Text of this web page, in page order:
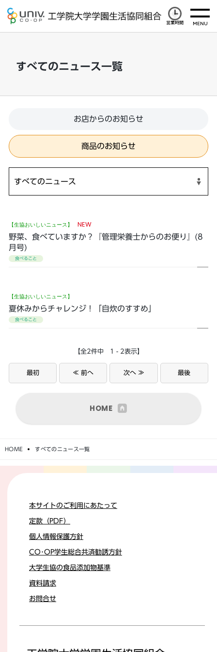
営業時間
すべてのニュース一覧
お店からのお知らせ
商品のお知らせ
【生協おいしいニュース】 NEW
野菜、食べていますか？『管理栄養士からのお便り』(8
月号)
食べること
【生協おいしいニュース】
夏休みからチャレンジ！「自炊のすすめ」
食べること
【全2件中 1 - 2表示】
最初 ≪ 前へ 次へ ≫ 最後
HOME
HOME すべてのニュース一覧
本サイトのご利用にあたって
定款（PDF）
個人情報保護方針
CO･OP学生総合共済勧誘方針
大学生協の食品添加物基準
資料請求
お問合せ